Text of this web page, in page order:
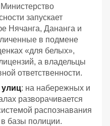
Министерство
запускает
Нячанга, Дананга и
в подмене
«для белых»,
а владельцы
ответственности.
: на набережных и
разворачивается
распознавания
базы полиции.